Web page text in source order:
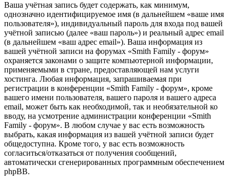
Ваша учётная запись будет содержать, как минимум,
однозначно идентифицируемое имя (в дальнейшем «ваше имя
пользователя»), индивидуальный пароль для входа под вашей
учётной записью (далее «ваш пароль») и реальный адрес email
(в дальнейшем «ваш адрес email»). Ваша информация из
вашей учётной записи на форумах «Smith Family - форум»
охраняется законами о защите компьютерной информации,
применяемыми в стране, предоставляющей нам услуги
хостинга. Любая информация, запрашиваемая при
регистрации в конференции «Smith Family - форум», кроме
вашего имени пользователя, вашего пароля и вашего адреса
email, может быть как необходимой, так и необязательной ко
вводу, на усмотрение администрации конференции «Smith
Family - форум». В любом случае у вас есть возможность
выбрать, какая информация из вашей учётной записи будет
общедоступна. Кроме того, у вас есть возможность
согласиться/отказаться от получения сообщений,
автоматически сгенерированных программным обеспечением
phpBB.